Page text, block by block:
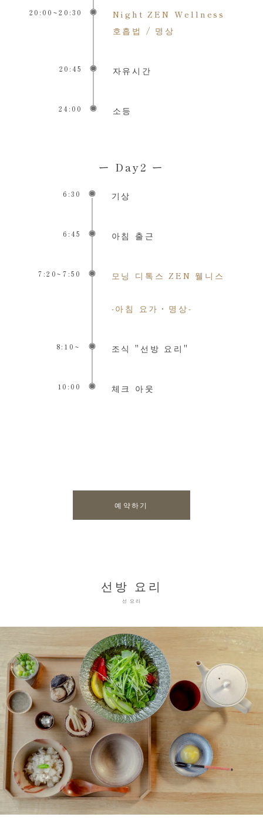
20:00~20:30
Night ZEN Wellness
호흡법 / 명상
20:45 자유시간
24:00 소등
ー Day2 ー
6:30 기상
6:45 아침 출근
7:20~7:50 모닝 디톡스 ZEN 웰니스
-아침 요가・명상-
8:10~ 조식 "선방 요리"
10:00 체크 아웃
예약하기
선방 요리
선 요리